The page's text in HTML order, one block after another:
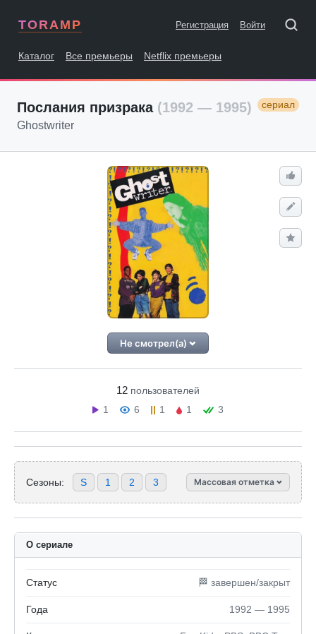
TORAMP Регистрация Войти
Каталог Все премьеры Netflix премьеры
Послания призрака (1992 — 1995) сериал
Ghostwriter
Не смотрел(а)
12 пользователей
1
6 1 1 3
Сезоны: S 1 2 3 Массовая отметка
О сериале
Статус 🏁 завершен/закрыт
Года 1992 — 1995